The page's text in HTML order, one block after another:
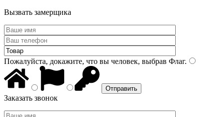
Вызвать замерщика
Пожалуйста, докажите, что вы человек, выбрав Флаг.
Заказать звонок